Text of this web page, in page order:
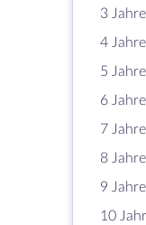
3 Jahre
4 Jahre
5 Jahre
6 Jahre
7 Jahre
8 Jahre
9 Jahre
10